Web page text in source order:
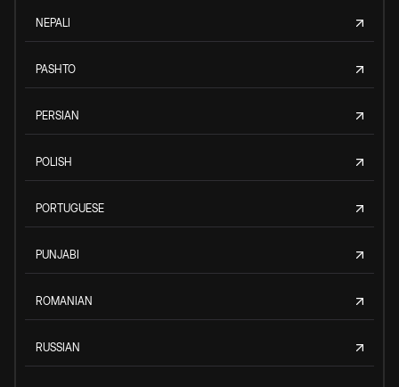
NEPALI
PASHTO
PERSIAN
POLISH
PORTUGUESE
PUNJABI
ROMANIAN
RUSSIAN